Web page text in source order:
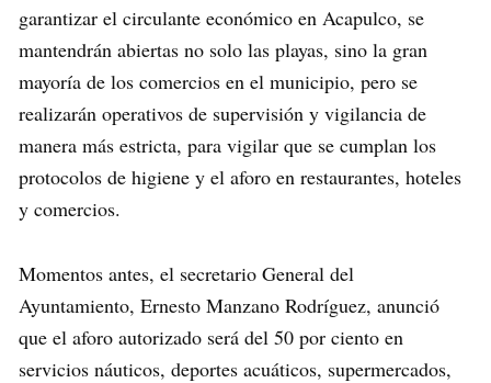
garantizar el circulante económico en Acapulco, se
mantendrán abiertas no solo las playas, sino la gran
mayoría de los comercios en el municipio, pero se
realizarán operativos de supervisión y vigilancia de
manera más estricta, para vigilar que se cumplan los
protocolos de higiene y el aforo en restaurantes, hoteles
y comercios.
Momentos antes, el secretario General del
Ayuntamiento, Ernesto Manzano Rodríguez, anunció
que el aforo autorizado será del 50 por ciento en
servicios náuticos, deportes acuáticos, supermercados,